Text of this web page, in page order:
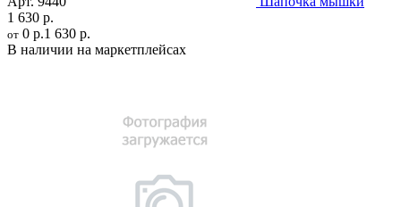
1 630 р.
от 0 р.1 630 р.
В наличии на маркетплейсах